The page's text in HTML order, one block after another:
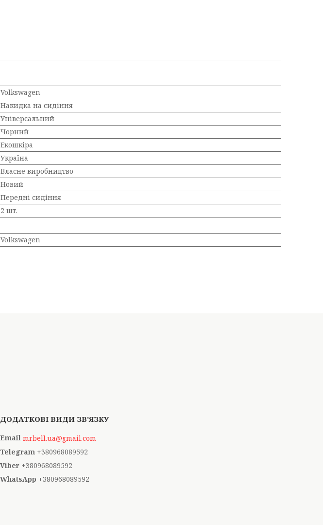
Volkswagen
Накидка на сидіння
Універсальний
Чорний
Екошкіра
Україна
Власне виробництво
Новий
Передні сидіння
2 шт.
Volkswagen
mrbell.ua@gmail.com
+380968089592
+380968089592
+380968089592